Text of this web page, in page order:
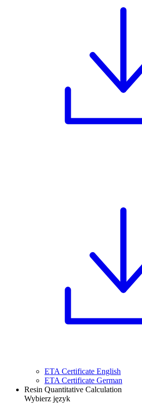
ETA Certificate English
ETA Certificate German
Resin Quantitative Calculation
Wybierz język